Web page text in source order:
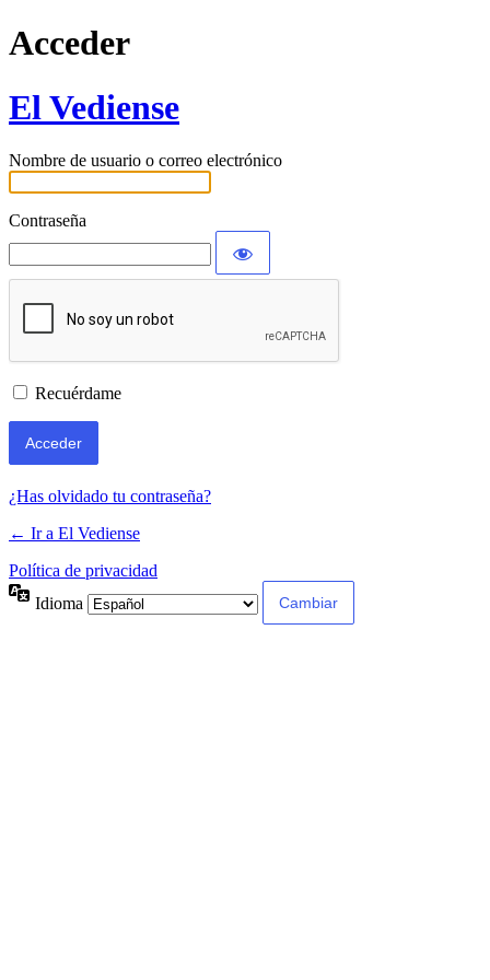
Acceder
El Vediense
Nombre de usuario o correo electrónico
Contraseña
Recuérdame
¿Has olvidado tu contraseña?
← Ir a El Vediense
Política de privacidad
Idioma